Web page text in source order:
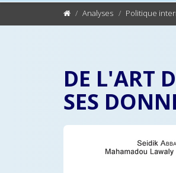
Analyses Politique
DE L'ART
SES